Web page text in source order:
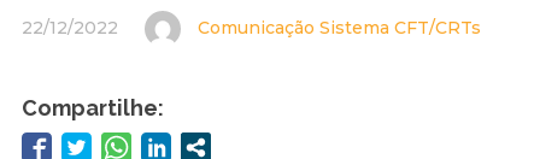
22/12/2022 Comunicação Sistema CFT/CRTs
Compartilhe: